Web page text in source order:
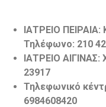
ΙΑΤΡΕΙΟ ΠΕΙΡΑΙΑ:
Τηλέφωνο: 210
ΙΑΤΡΕΙΟ
23917
Τηλεφωνικό
6984608420